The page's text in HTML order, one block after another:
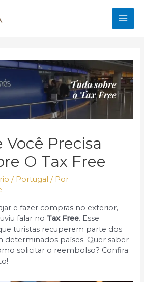
Precisa
O Tax Free
/ Portugal / Por
e fazer compras no exterior,
falar no Tax Free. Esse
turistas recuperem parte dos
determinados países. Quer saber
solicitar o reembolso? Confira